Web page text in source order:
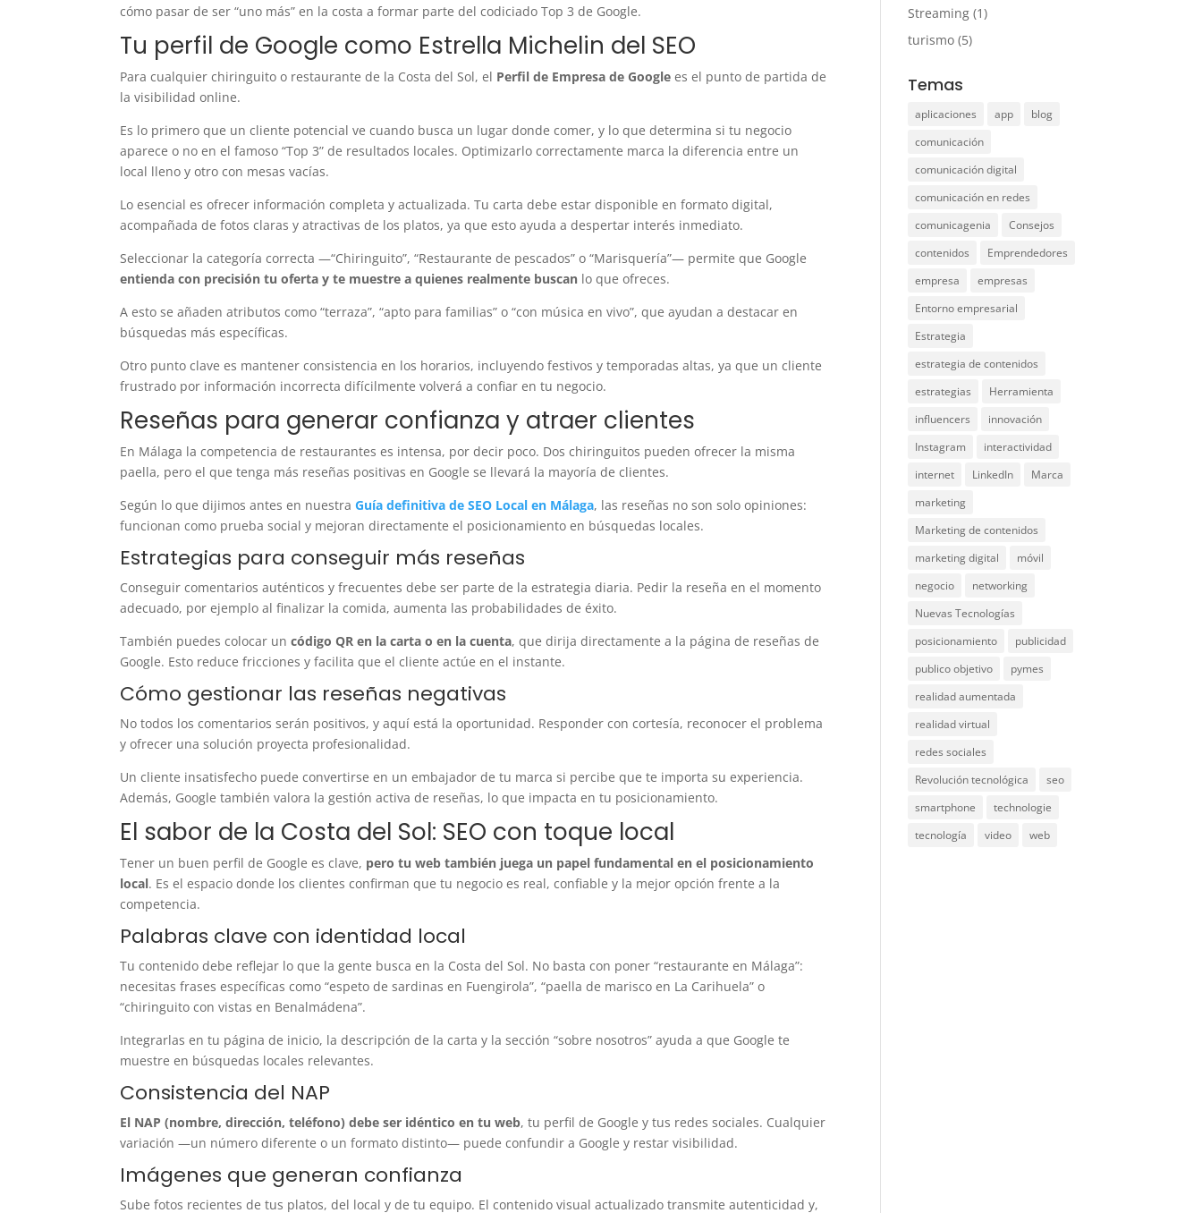
cómo pasar de ser “uno más” en la costa a formar parte del codiciado Top 3 de Google.
Tu perfil de Google como Estrella Michelin del SEO
Para cualquier chiringuito o restaurante de la Costa del Sol, el Perfil de Empresa de Google es el punto de partida de
la visibilidad online.
Es lo primero que un cliente potencial ve cuando busca un lugar donde comer, y lo que determina si tu negocio
aparece o no en el famoso “Top 3” de resultados locales. Optimizarlo correctamente marca la diferencia entre un
local lleno y otro con mesas vacías.
Lo esencial es ofrecer información completa y actualizada. Tu carta debe estar disponible en formato digital,
acompañada de fotos claras y atractivas de los platos, ya que esto ayuda a despertar interés inmediato.
Seleccionar la categoría correcta —“Chiringuito”, “Restaurante de pescados” o “Marisquería”— permite que Google
entienda con precisión tu oferta y te muestre a quienes realmente buscan lo que ofreces.
A esto se añaden atributos como “terraza”, “apto para familias” o “con música en vivo”, que ayudan a destacar en
búsquedas más específicas.
Otro punto clave es mantener consistencia en los horarios, incluyendo festivos y temporadas altas, ya que un cliente
frustrado por información incorrecta difícilmente volverá a confiar en tu negocio.
Reseñas para generar confianza y atraer clientes
En Málaga la competencia de restaurantes es intensa, por decir poco. Dos chiringuitos pueden ofrecer la misma
paella, pero el que tenga más reseñas positivas en Google se llevará la mayoría de clientes.
Según lo que dijimos antes en nuestraGuía definitiva de SEO Local en Málaga, las reseñas no son solo opiniones:
funcionan como prueba social y mejoran directamente el posicionamiento en búsquedas locales.
Estrategias para conseguir más reseñas
Conseguir comentarios auténticos y frecuentes debe ser parte de la estrategia diaria. Pedir la reseña en el momento
adecuado, por ejemplo al finalizar la comida, aumenta las probabilidades de éxito.
También puedes colocar uncódigo QR en la carta o en la cuenta, que dirija directamente a la página de reseñas de
Google. Esto reduce fricciones y facilita que el cliente actúe en el instante.
Cómo gestionar las reseñas negativas
No todos los comentarios serán positivos, y aquí está la oportunidad. Responder con cortesía, reconocer el problema
y ofrecer una solución proyecta profesionalidad.
Un cliente insatisfecho puede convertirse en un embajador de tu marca si percibe que te importa su experiencia.
Además, Google también valora la gestión activa de reseñas, lo que impacta en tu posicionamiento.
El sabor de la Costa del Sol: SEO con toque local
Tener un buen perfil de Google es clave, pero tu web también juega un papel fundamental en el posicionamiento
local. Es el espacio donde los clientes confirman que tu negocio es real, confiable y la mejor opción frente a la
competencia.
Palabras clave con identidad local
Tu contenido debe reflejar lo que la gente busca en la Costa del Sol. No basta con poner “restaurante en Málaga”:
necesitas frases específicas como “espeto de sardinas en Fuengirola”, “paella de marisco en La Carihuela” o
“chiringuito con vistas en Benalmádena”.
Integrarlas en tu página de inicio, la descripción de la carta y la sección “sobre nosotros” ayuda a que Google te
muestre en búsquedas locales relevantes.
Consistencia del NAP
El NAP (nombre, dirección, teléfono) debe ser idéntico en tu web, tu perfil de Google y tus redes sociales. Cualquier
variación —un número diferente o un formato distinto— puede confundir a Google y restar visibilidad.
Imágenes que generan confianza
Sube fotos recientes de tus platos, del local y de tu equipo. El contenido visual actualizado transmite autenticidad y,
Streaming (1)
turismo (5)
Temas
aplicaciones app
blog
comunicación
comunicación digital
comunicación en redes
comunicagenia
Consejos
contenidos
Emprendedores
empresa
empresas
Entorno empresarial
Estrategia
estrategia de contenidos
estrategias
Herramienta
influencers
innovación
Instagram
interactividad
internet
LinkedIn
Marca
marketing
Marketing de contenidos
marketing digital
móvil
negocio
networking
Nuevas Tecnologías
posicionamiento
publicidad
publico objetivo
pymes
realidad aumentada
realidad virtual
redes sociales
Revolución tecnológica
seo
smartphone
technologie
tecnología
video web